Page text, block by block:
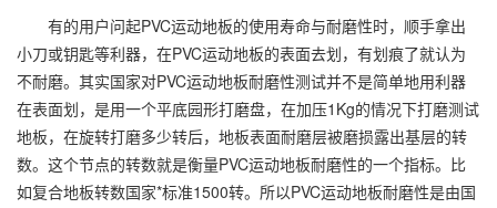
有的用户问起PVC运动地板的使用寿命与耐磨性时，顺手拿出
小刀或钥匙等利器，在PVC运动地板的表面去划，有划痕了就认为
不耐磨。其实国家对PVC运动地板耐磨性测试并不是简单地用利器
在表面划，是用一个平底园形打磨盘，在加压1Kg的情况下打磨测试
地板，在旋转打磨多少转后，地板表面耐磨层被磨损露出基层的转
数。这个节点的转数就是衡量PVC运动地板耐磨性的一个指标。比
如复合地板转数国家*标准1500转。所以PVC运动地板耐磨性是由国